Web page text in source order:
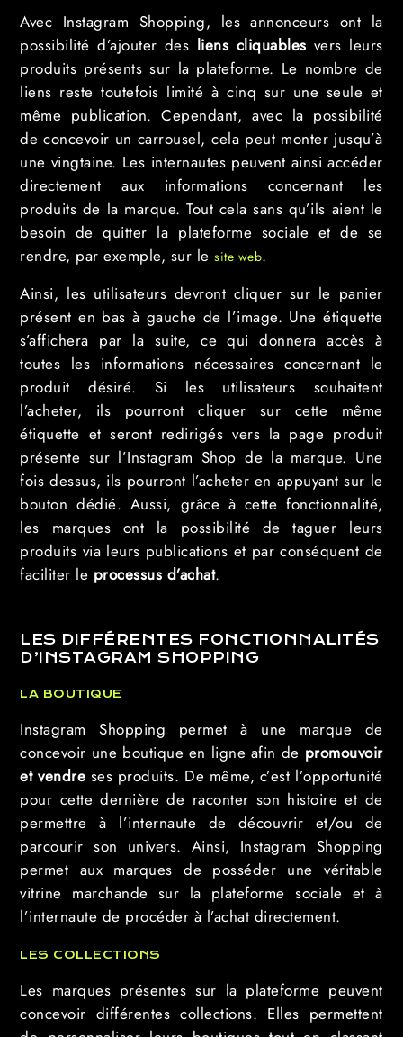
Avec Instagram Shopping, les annonceurs ont la
possibilité d’ajouter des liens cliquables vers leurs
produits présents sur la plateforme. Le nombre de
liens reste toutefois limité à cinq sur une seule et
même publication. Cependant, avec la possibilité
de concevoir un carrousel, cela peut monter jusqu’à
une vingtaine. Les internautes peuvent ainsi accéder
directement aux informations concernant les
produits de la marque. Tout cela sans qu’ils aient le
besoin de quitter la plateforme sociale et de se
rendre, par exemple, sur le site web.
Ainsi, les utilisateurs devront cliquer sur le panier
présent en bas à gauche de l’image. Une étiquette
s’affichera par la suite, ce qui donnera accès à
toutes les informations nécessaires concernant le
produit désiré. Si les utilisateurs souhaitent
l’acheter, ils pourront cliquer sur cette même
étiquette et seront redirigés vers la page produit
présente sur l’Instagram Shop de la marque. Une
fois dessus, ils pourront l’acheter en appuyant sur le
bouton dédié. Aussi, grâce à cette fonctionnalité,
les marques ont la possibilité de taguer leurs
produits via leurs publications et par conséquent de
faciliter le processus d’achat.
LES DIFFÉRENTES FONCTIONNALITÉS
D’INSTAGRAM SHOPPING
LA BOUTIQUE
Instagram Shopping permet à une marque de
concevoir une boutique en ligne afin de promouvoir
et vendre ses produits. De même, c’est l’opportunité
pour cette dernière de raconter son histoire et de
permettre à l’internaute de découvrir et/ou de
parcourir son univers. Ainsi, Instagram Shopping
permet aux marques de posséder une véritable
vitrine marchande sur la plateforme sociale et à
l’internaute de procéder à l’achat directement.
LES COLLECTIONS
Les marques présentes sur la plateforme peuvent
concevoir différentes collections. Elles permettent